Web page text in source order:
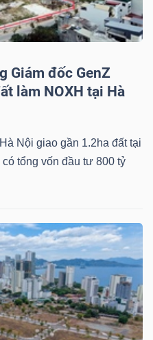
Giám đốc GenZ
làm NOXH tại Hà
Nội giao gần 1.2ha đất tại
tổng vốn đầu tư 800 tỷ